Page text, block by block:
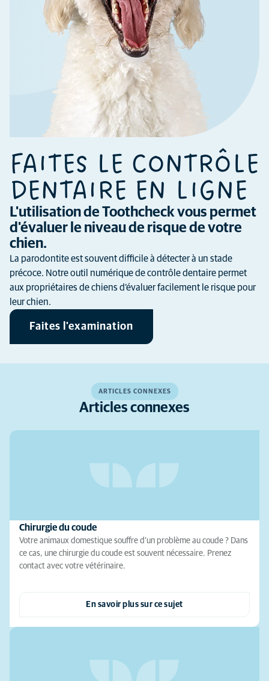
FAITES LE CONTRÔLE
DENTAIRE EN LIGNE
L'utilisation de Toothcheck vous permet
d'évaluer le niveau de risque de votre
chien.
La parodontite est souvent difficile à détecter à un stade
précoce. Notre outil numérique de contrôle dentaire permet
aux propriétaires de chiens d’évaluer facilement le risque pour
leur chien.
Faites l'examination
ARTICLES CONNEXES
Articles connexes
Chirurgie du coude
Votre animaux domestique souffre d’un problème au coude ? Dans
ce cas, une chirurgie du coude est souvent nécessaire. Prenez
contact avec votre vétérinaire.
En savoir plus sur ce sujet